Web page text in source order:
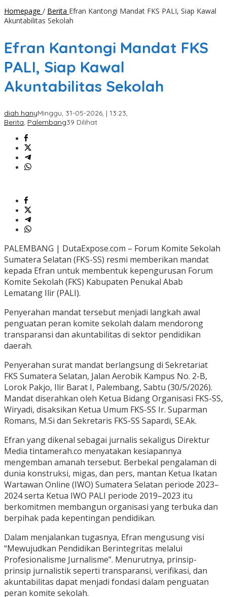
Homepage / Berita Efran Kantongi Mandat FKS PALI, Siap Kawal
Akuntabilitas Sekolah
Efran Kantongi Mandat FKS
PALI, Siap Kawal
Akuntabilitas Sekolah
diah hanyMinggu, 31-05-2026, | 13:23,
Berita, Palembang39 Dilihat
PALEMBANG | DutaExpose.com – Forum Komite Sekolah
Sumatera Selatan (FKS-SS) resmi memberikan mandat
kepada Efran untuk membentuk kepengurusan Forum
Komite Sekolah (FKS) Kabupaten Penukal Abab
Lematang Ilir (PALI).
Penyerahan mandat tersebut menjadi langkah awal
penguatan peran komite sekolah dalam mendorong
transparansi dan akuntabilitas di sektor pendidikan
daerah.
Penyerahan surat mandat berlangsung di Sekretariat
FKS Sumatera Selatan, Jalan Aerobik Kampus No. 2-B,
Lorok Pakjo, Ilir Barat I, Palembang, Sabtu (30/5/2026).
Mandat diserahkan oleh Ketua Bidang Organisasi FKS-SS,
Wiryadi, disaksikan Ketua Umum FKS-SS Ir. Suparman
Romans, M.Si dan Sekretaris FKS-SS Sapardi, SE.Ak.
Efran yang dikenal sebagai jurnalis sekaligus Direktur
Media tintamerah.co menyatakan kesiapannya
mengemban amanah tersebut. Berbekal pengalaman di
dunia konstruksi, migas, dan pers, mantan Ketua Ikatan
Wartawan Online (IWO) Sumatera Selatan periode 2023–
2024 serta Ketua IWO PALI periode 2019–2023 itu
berkomitmen membangun organisasi yang terbuka dan
berpihak pada kepentingan pendidikan.
Dalam menjalankan tugasnya, Efran mengusung visi
“Mewujudkan Pendidikan Berintegritas melalui
Profesionalisme Jurnalisme”. Menurutnya, prinsip-
prinsip jurnalistik seperti transparansi, verifikasi, dan
akuntabilitas dapat menjadi fondasi dalam penguatan
peran komite sekolah.